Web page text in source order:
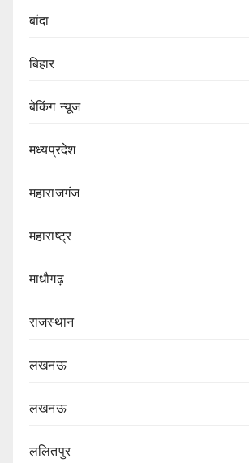
बांदा
बिहार
बेकिंग न्यूज
मध्यप्रदेश
महाराजगंज
महाराष्ट्र
माधौगढ़
राजस्थान
लखनऊ
लखनऊ
ललितपुर